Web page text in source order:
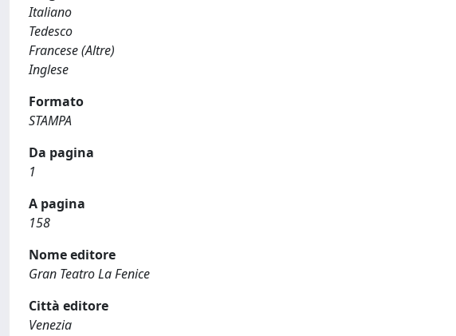
Italiano
Tedesco
Francese (Altre)
Inglese
Formato
STAMPA
Da pagina
1
A pagina
158
Nome editore
Gran Teatro La Fenice
Città editore
Venezia